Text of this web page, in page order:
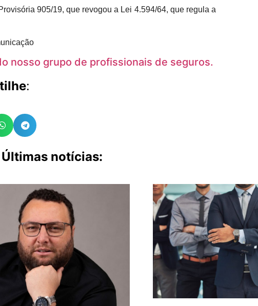
905/19, que revogou a Lei 4.594/64, que regula a
nosso grupo de profissionais de seguros.
:
Últimas notícias: